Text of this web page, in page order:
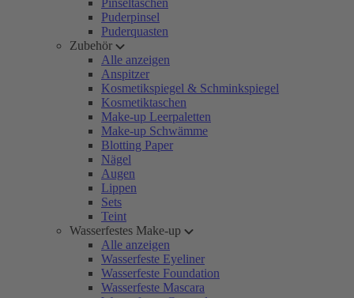
Pinseltaschen
Puderpinsel
Puderquasten
Zubehör
Alle anzeigen
Anspitzer
Kosmetikspiegel & Schminkspiegel
Kosmetiktaschen
Make-up Leerpaletten
Make-up Schwämme
Blotting Paper
Nägel
Augen
Lippen
Sets
Teint
Wasserfestes Make-up
Alle anzeigen
Wasserfeste Eyeliner
Wasserfeste Foundation
Wasserfeste Mascara